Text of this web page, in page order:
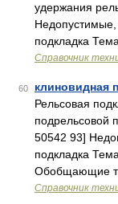
удержания
подкладка
Справочник
60 клиновидная
Рельсовая
подрельсовой
50542 93]
подкладка
Обобщающие
Справочник